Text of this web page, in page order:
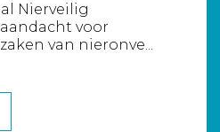
Nierveilig
voor
van nieronve...